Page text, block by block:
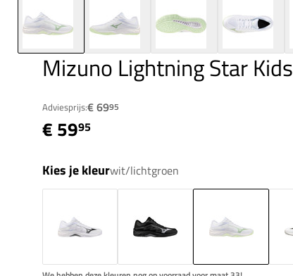
Mizuno Lightning Star Kids
Adviesprijs:€ 6995
€ 5995
Kies je kleurwit/lichtgroen